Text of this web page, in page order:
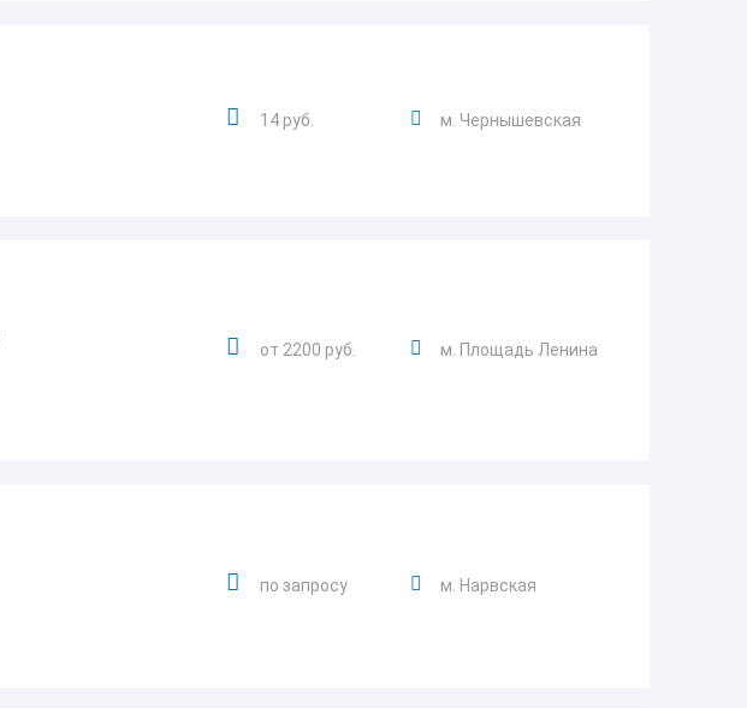
14 руб. м. Чернышевская
от 2200 руб. м. Площадь Ленина
по запросу м. Нарвская